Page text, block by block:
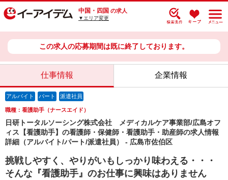
中国・四国 の求人
▼エリア変更
この求人の応募期間は既に終了しております。
仕事情報 企業情報
アルバイト パート 派遣社員
職種：看護助手（ナースエイド）
日研トータルソーシング株式会社 メディカルケア事業部/広島オフ
ィス【看護助手】の看護師・保健師・看護助手・助産師の求人情報
詳細（アルバイト/パート/派遣社員） - 広島市佐伯区
挑戦しやすく、やりがいもしっかり味わえる・・・
そんな『看護助手』のお仕事に興味はありません